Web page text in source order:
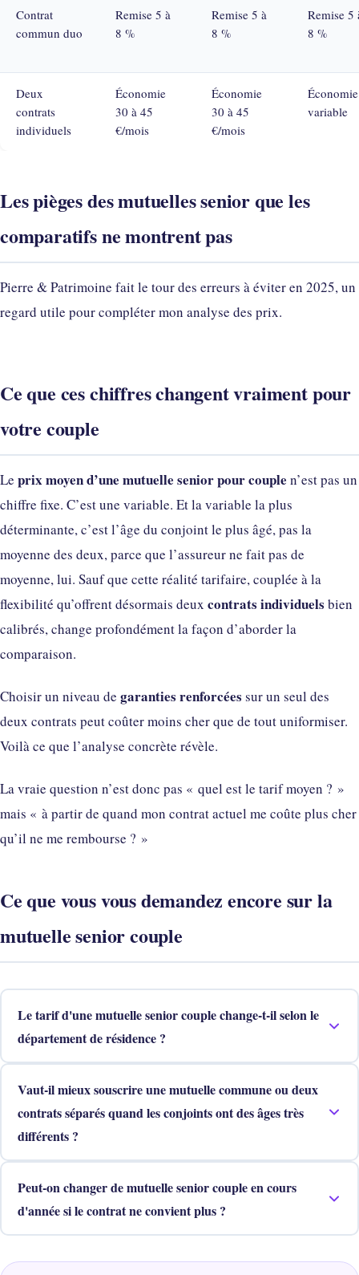
Contrat
commun duo
Remise 5 à
8 %
Remise 5 à
8 %
Remise 5
8 %
Deux
contrats
individuels
Économie
30 à 45
€/mois
Économie
30 à 45
€/mois
Économie
variable
Les pièges des mutuelles senior que les
comparatifs ne montrent pas
Pierre & Patrimoine fait le tour des erreurs à éviter en 2025, un
regard utile pour compléter mon analyse des prix.
Ce que ces chiffres changent vraiment pour
votre couple
Le prix moyen d’une mutuelle senior pour couple n’est pas un
chiffre fixe. C’est une variable. Et la variable la plus
déterminante, c’est l’âge du conjoint le plus âgé, pas la
moyenne des deux, parce que l’assureur ne fait pas de
moyenne, lui. Sauf que cette réalité tarifaire, couplée à la
flexibilité qu’offrent désormais deux contrats individuels bien
calibrés, change profondément la façon d’aborder la
comparaison.
Choisir un niveau de garanties renforcées sur un seul des
deux contrats peut coûter moins cher que de tout uniformiser.
Voilà ce que l’analyse concrète révèle.
La vraie question n’est donc pas « quel est le tarif moyen ? »
mais « à partir de quand mon contrat actuel me coûte plus cher
qu’il ne me rembourse ? »
Ce que vous vous demandez encore sur la
mutuelle senior couple
Le tarif d'une mutuelle senior couple change-t-il selon le
département de résidence ?
Vaut-il mieux souscrire une mutuelle commune ou deux
contrats séparés quand les conjoints ont des âges très
différents ?
Peut-on changer de mutuelle senior couple en cours
d'année si le contrat ne convient plus ?